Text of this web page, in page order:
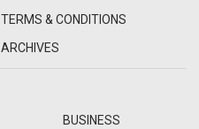
TERMS & CONDITIONS
ARCHIVES
BUSINESS